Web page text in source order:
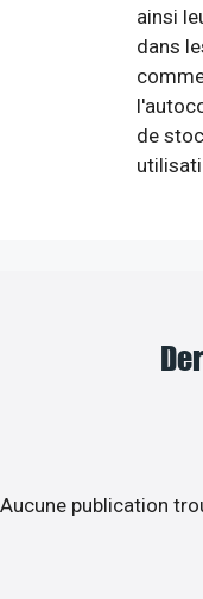
ainsi
dans
de
Aucune publication